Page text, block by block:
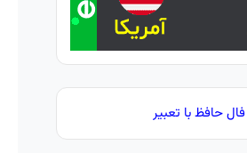
فال حافظ با تعبیر